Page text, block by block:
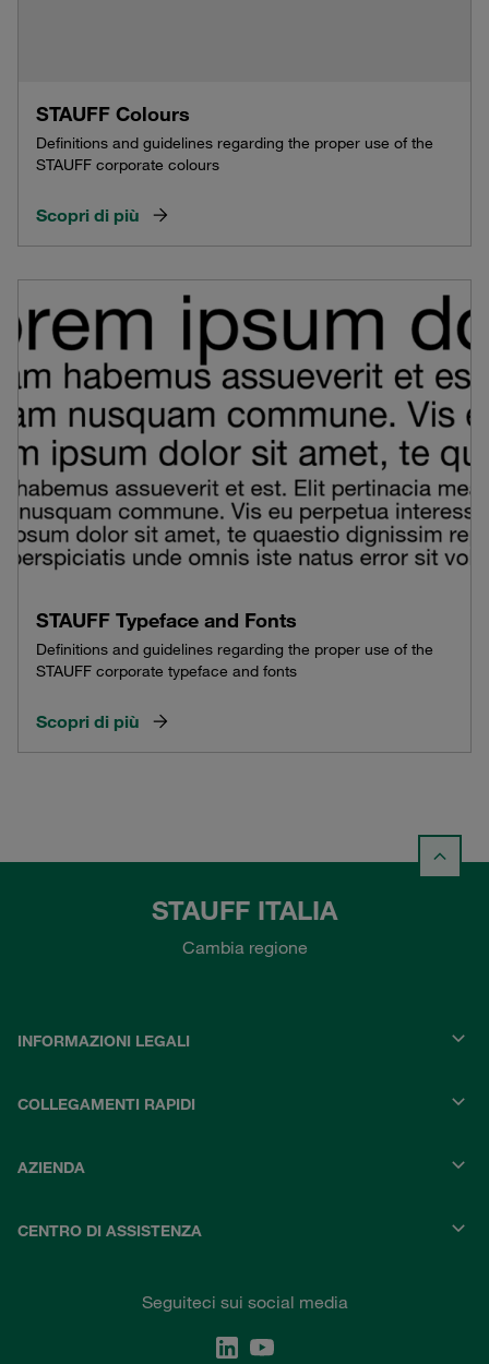
STAUFF Colours
Definitions and guidelines regarding the proper use of the
STAUFF corporate colours
Scopri di più
STAUFF Typeface and Fonts
Definitions and guidelines regarding the proper use of the
STAUFF corporate typeface and fonts
Scopri di più
STAUFF ITALIA
Cambia regione
INFORMAZIONI LEGALI
COLLEGAMENTI RAPIDI
AZIENDA
CENTRO DI ASSISTENZA
Seguiteci sui social media